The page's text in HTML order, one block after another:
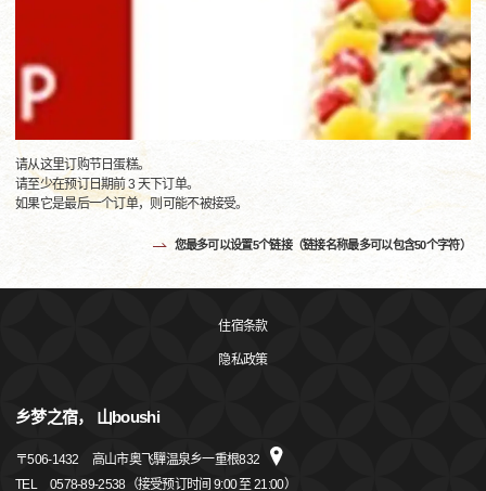
请从这里订购节日蛋糕。
请至少在预订日期前 3 天下订单。
如果它是最后一个订单，则可能不被接受。
您最多可以设置5个链接（链接名称最多可以包含50个字符）
住宿条款
隐私政策
乡梦之宿， 山boushi
〒506-1432
高山市奥飞驒温泉乡一重根832
TEL
0578-89-2538（接受预订时间 9:00 至 21:00）